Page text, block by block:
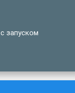
запуском